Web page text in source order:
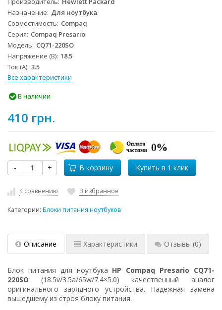
Назначение Для ноутбука
Совместимость Compaq
Серия Compaq Presario
Модель CQ71-220SO
Напряжение (В) 18.5
Ток (А) 3.5
Все характеристики
В наличии
410 грн.
- + В корзину
К сравнению В избранное
Категории: Блоки питания ноутбуков
Описание Характеристики Отзывы (0)
Блок питания для ноутбука HP Compaq Presario CQ71-
220SO (18.5v/3.5a/65w/7.4×5.0) качественный аналог
оригинального зарядного устройства. Надежная замена
вышедшему из строя блоку питания.